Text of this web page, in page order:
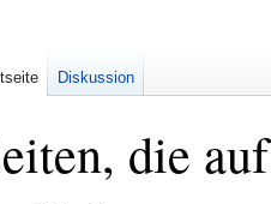
die
Diskussion